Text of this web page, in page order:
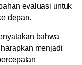
evaluasi untuk
depan.
bahwa
menjadi